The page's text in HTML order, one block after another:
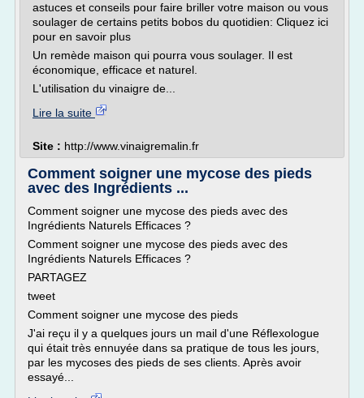
astuces et conseils pour faire briller votre maison ou vous
soulager de certains petits bobos du quotidien: Cliquez ici
pour en savoir plus
Un remède maison qui pourra vous soulager. Il est
économique, efficace et naturel.
L'utilisation du vinaigre de...
Lire la suite
Site : http://www.vinaigremalin.fr
Comment soigner une mycose des pieds
avec des Ingrédients ...
Comment soigner une mycose des pieds avec des
Ingrédients Naturels Efficaces ?
Comment soigner une mycose des pieds avec des
Ingrédients Naturels Efficaces ?
PARTAGEZ
tweet
Comment soigner une mycose des pieds
J'ai reçu il y a quelques jours un mail d'une Réflexologue
qui était très ennuyée dans sa pratique de tous les jours,
par les mycoses des pieds de ses clients. Après avoir
essayé...